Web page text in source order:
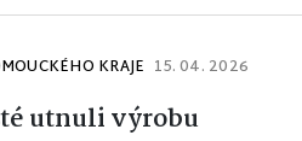
KRAJE 15. 04. 2026
utnuli výrobu